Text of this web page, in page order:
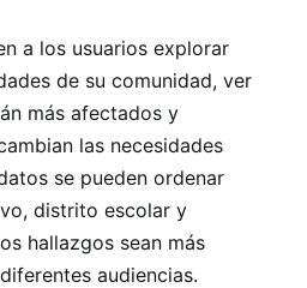
a los usuarios explorar
de su comunidad, ver
más afectados y
las necesidades
se pueden ordenar
distrito escolar y
hallazgos sean más
audiencias.